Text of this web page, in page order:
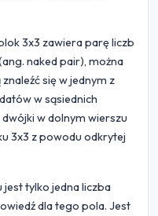
3x3 zawiera parę liczb
naked pair), można
się w jednym z
w sąsiednich
w dolnym wierszu
3x3 z powodu odkrytej
jest tylko jedna liczba
dla tego pola. Jest